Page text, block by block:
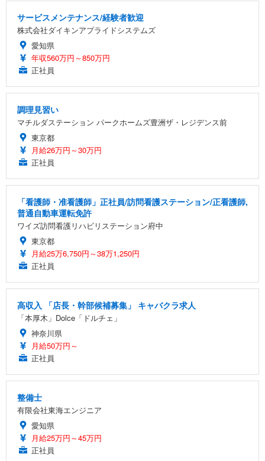
サービスメンテナンス/経験者歓迎
株式会社ダイキンアプライドシステムズ
愛知県
年収560万円～850万円
正社員
調理見習い
マチルダステーション パークホームズ豊洲ザ・レジデンス前
東京都
月給26万円～30万円
正社員
「看護師・准看護師」正社員/訪問看護ステーション/正看護師,
普通自動車運転免許
ワイズ訪問看護リハビリステーション府中
東京都
月給25万6,750円～38万1,250円
正社員
高収入 「店長・幹部候補募集」 キャバクラ求人
「本厚木」Dolce「ドルチェ」
神奈川県
月給50万円～
正社員
整備士
有限会社東海エンジニア
愛知県
月給25万円～45万円
正社員